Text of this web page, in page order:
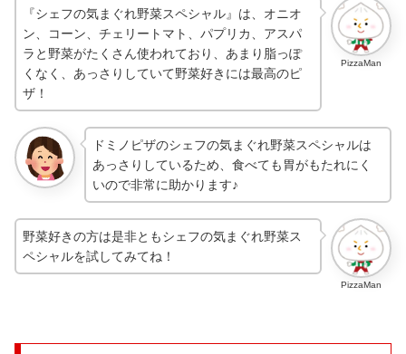
PizzaMan
『シェフの気まぐれ野菜スペシャル』は、オニオ
ン、コーン、チェリートマト、パプリカ、アスパ
ラと野菜がたくさん使われており、あまり脂っぽ
くなく、あっさりしていて野菜好きには最高のピ
ザ！
ドミノピザのシェフの気まぐれ野菜スペシャルは
あっさりしているため、食べても胃がもたれにく
いので非常に助かります♪
PizzaMan
野菜好きの方は是非ともシェフの気まぐれ野菜ス
ペシャルを試してみてね！